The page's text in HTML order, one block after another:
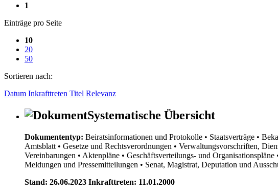
1
Einträge pro Seite
10
20
50
Sortieren nach:
Datum Inkrafttreten Titel Relevanz
Systematische Übersicht
Dokumententyp: Beiratsinformationen und Protokolle • Staatsverträge •
Amtsblatt • Gesetze und Rechtsverordnungen • Verwaltungsvorschriften,
Vereinbarungen • Aktenpläne • Geschäftsverteilungs- und Organisationspläne
Meldungen und Pressemitteilungen • Senat, Magistrat, Deputation und
Stand: 26.06.2023 Inkrafttreten: 11.01.2000